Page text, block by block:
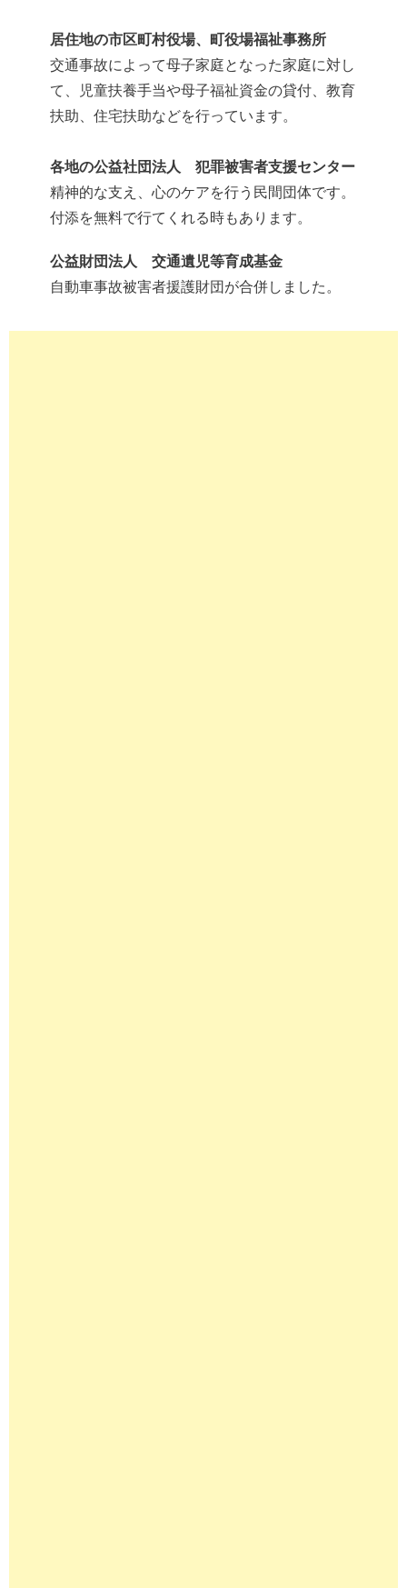
居住地の市区町村役場、町役場福祉事務所
交通事故によって母子家庭となった家庭に対し
て、児童扶養手当や母子福祉資金の貸付、教育
扶助、住宅扶助などを行っています。
各地の公益社団法人 犯罪被害者支援センター
精神的な支え、心のケアを行う民間団体です。
付添を無料で行てくれる時もあります。
公益財団法人 交通遺児等育成基金
自動車事故被害者援護財団が合併しました。